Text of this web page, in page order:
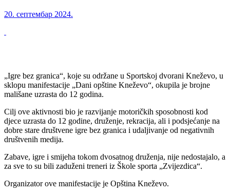
20. септембар 2024.
„Igre bez granica“, koje su održane u Sportskoj dvorani Kneževo, u
sklopu manifestacije „Dani opštine Kneževo“, okupila je brojne
mališane uzrasta do 12 godina.
Cilj ove aktivnosti bio je razvijanje motoričkih sposobnosti kod
djece uzrasta do 12 godine, druženje, rekracija, ali i podsjećanje na
dobre stare društvene igre bez granica i udaljivanje od negativnih
društvenih medija.
Zabave, igre i smijeha tokom dvosatnog druženja, nije nedostajalo, a
za sve to su bili zaduženi treneri iz Škole sporta „Zvijezdica“.
Organizator ove manifestacije je Opština Kneževo.